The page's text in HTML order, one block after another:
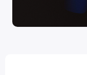
Наши процессы
Мы в СМИ